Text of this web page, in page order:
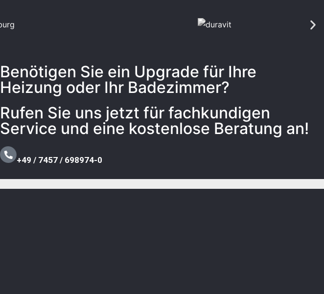
Benötigen Sie ein Up­grade für Ihre
Heizung oder Ihr Badezimmer?
Rufen Sie uns jetzt für fach­kundigen
Service und eine kostenlose Beratung an!
+49 / 7457 / 698974-0